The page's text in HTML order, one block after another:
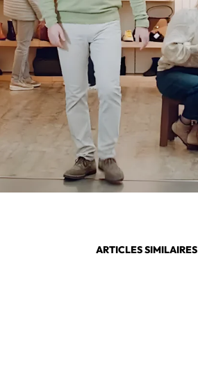
ARTICLES SIMILAIRES